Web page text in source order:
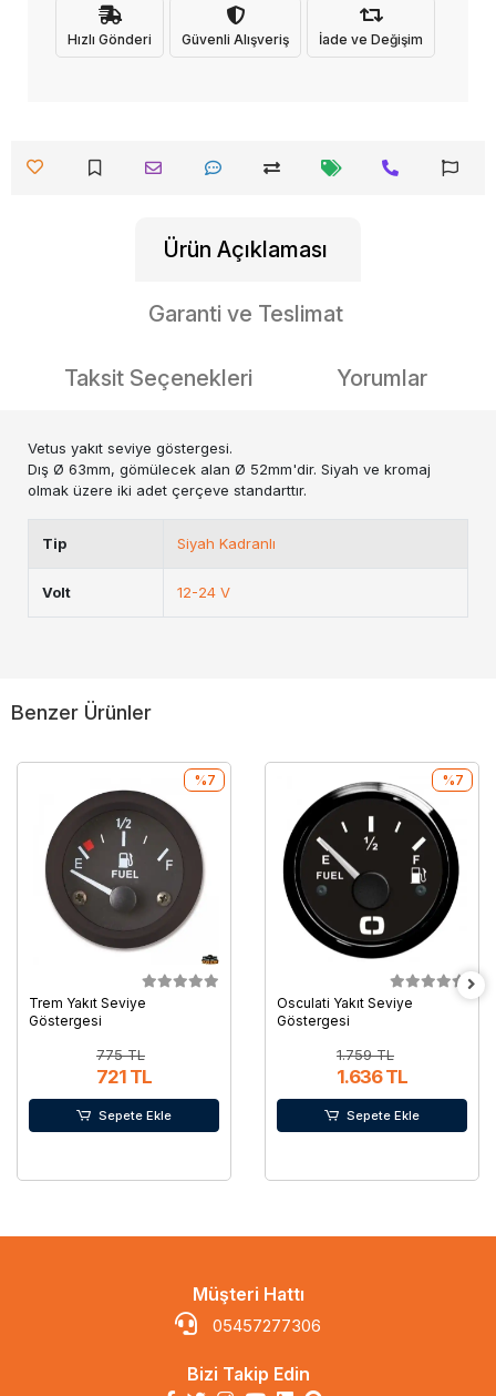
Hızlı Gönderi Güvenli Alışveriş İade ve Değişim
Ürün Açıklaması
Garanti ve Teslimat
Taksit Seçenekleri Yorumlar
Vetus yakıt seviye göstergesi.
Dış Ø 63mm, gömülecek alan Ø 52mm'dir. Siyah ve kromaj
olmak üzere iki adet çerçeve standarttır.
Tip Siyah Kadranlı
Volt 12-24 V
Benzer Ürünler
Trem Yakıt Seviye
Göstergesi
775 TL
721 TL
%7
Sepete Ekle
Osculati Yakıt Seviye
Göstergesi
1.759 TL
1.636 TL
%7
Sepete Ekle
Müşteri Hattı
05457277306
Bizi Takip Edin